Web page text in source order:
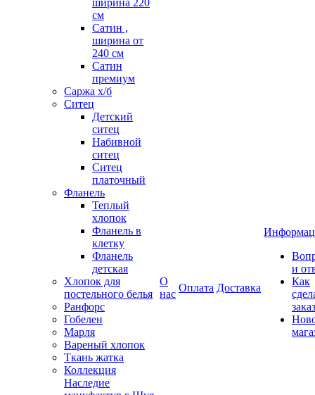
ширина 220
см
Сатин ,
ширина от
240 см
Сатин
премиум
Саржа х/б
Ситец
Детский
ситец
Набивной
ситец
Ситец
платочный
Фланель
Теплый
хлопок
Фланель в
клетку
Фланель
детская
Хлопок для
постельного белья
Ранфорс
Гобелен
Марля
Вареный хлопок
Ткань жатка
Коллекция
Наследие
О
нас
Оплата Доставка
и
Как
заказ